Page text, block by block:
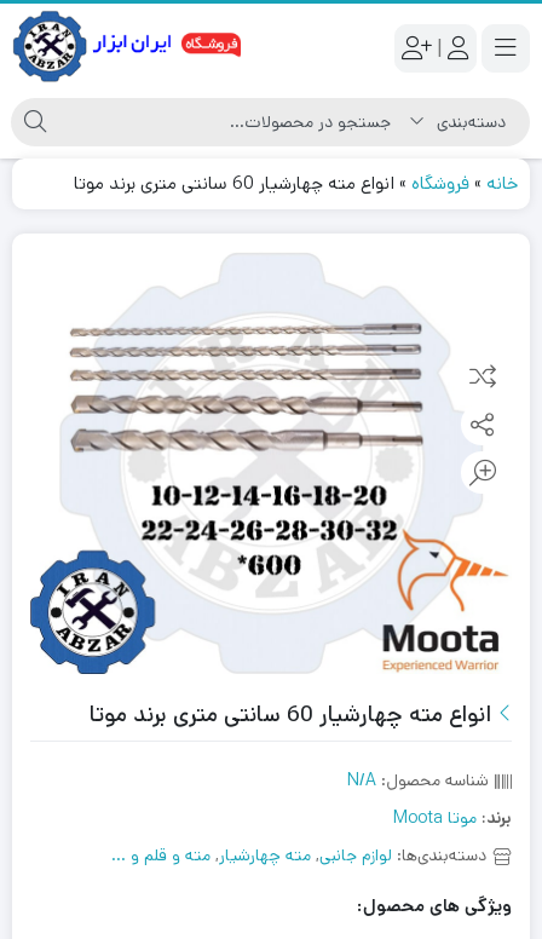
|
خانه »فروشگاه » انواع مته چهارشیار 60 سانتی متری برند موتا
انواع مته چهارشیار 60 سانتی متری برند موتا
شناسه محصول: N/A
برند: موتا Moota
دسته‌بندی‌ها: لوازم جانبی, مته چهارشیار, مته و قلم و ...
ویژگی های محصول: